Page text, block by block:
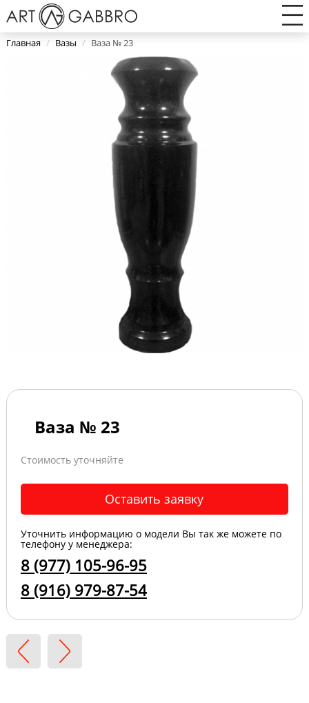
Главная / Вазы / Ваза № 23
Ваза № 23
Стоимость уточняйте
Оставить заявку
Уточнить информацию о модели Вы так же можете по
телефону у менеджера:
8 (977) 105-96-95
8 (916) 979-87-54